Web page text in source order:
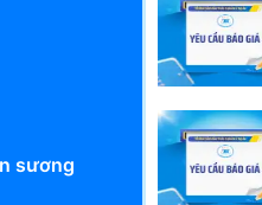
sương